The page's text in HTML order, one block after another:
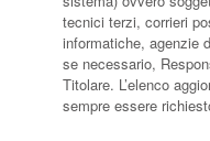
tecnici terzi, corrieri
informatiche, agenzie
se necessario,
Titolare. L’elenco
sempre essere